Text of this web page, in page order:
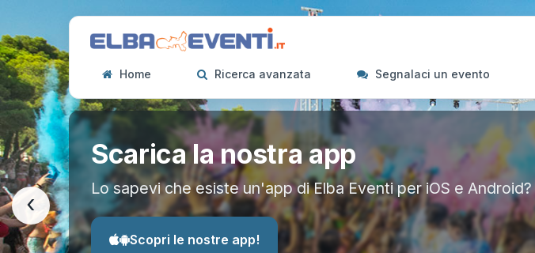
Home Ricerca avanzata Segnalaci un evento
Scarica la nostra app
Lo sapevi che esiste un'app di Elba Eventi per iOS e Android?
Scopri le nostre app!
‹